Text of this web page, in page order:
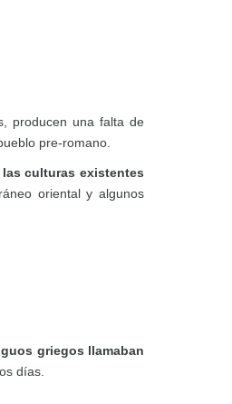
producen una falta de
pre-romano.
culturas existentes
oriental y algunos
griegos llamaban
días.